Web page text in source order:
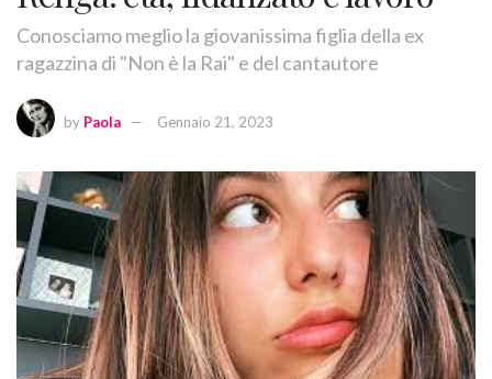
Conosciamo meglio la giovanissima figlia della ex
ragazzina di "Non è la Rai" e del cantautore
by Paola Gennaio 21, 2023